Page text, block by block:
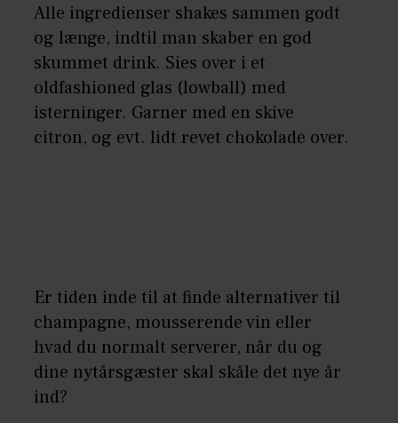
Alle ingredienser shakes sammen godt
og længe, indtil man skaber en god
skummet drink. Sies over i et
oldfashioned glas (lowball) med
isterninger. Garner med en skive
citron, og evt. lidt revet chokolade over.
Er tiden inde til at finde alternativer til
champagne, mousserende vin eller
hvad du normalt serverer, når du og
dine nytårsgæster skal skåle det nye år
ind?